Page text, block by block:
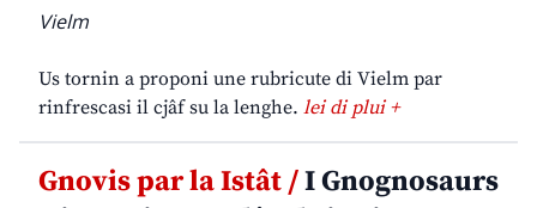
Vielm
Us tornin a proponi une rubricute di Vielm par
rinfrescasi il cjâf su la lenghe. lei di plui +
Gnovis par la Istât /I Gnognosaurs